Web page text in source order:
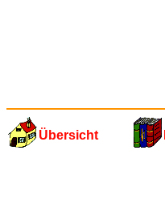
Übersicht